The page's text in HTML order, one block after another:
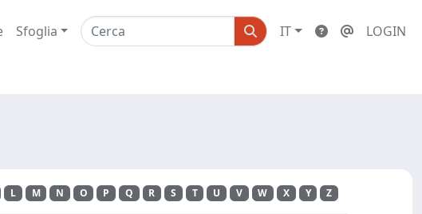
Sfoglia IT LOGIN
L M N O P Q R S T U V W X Y Z